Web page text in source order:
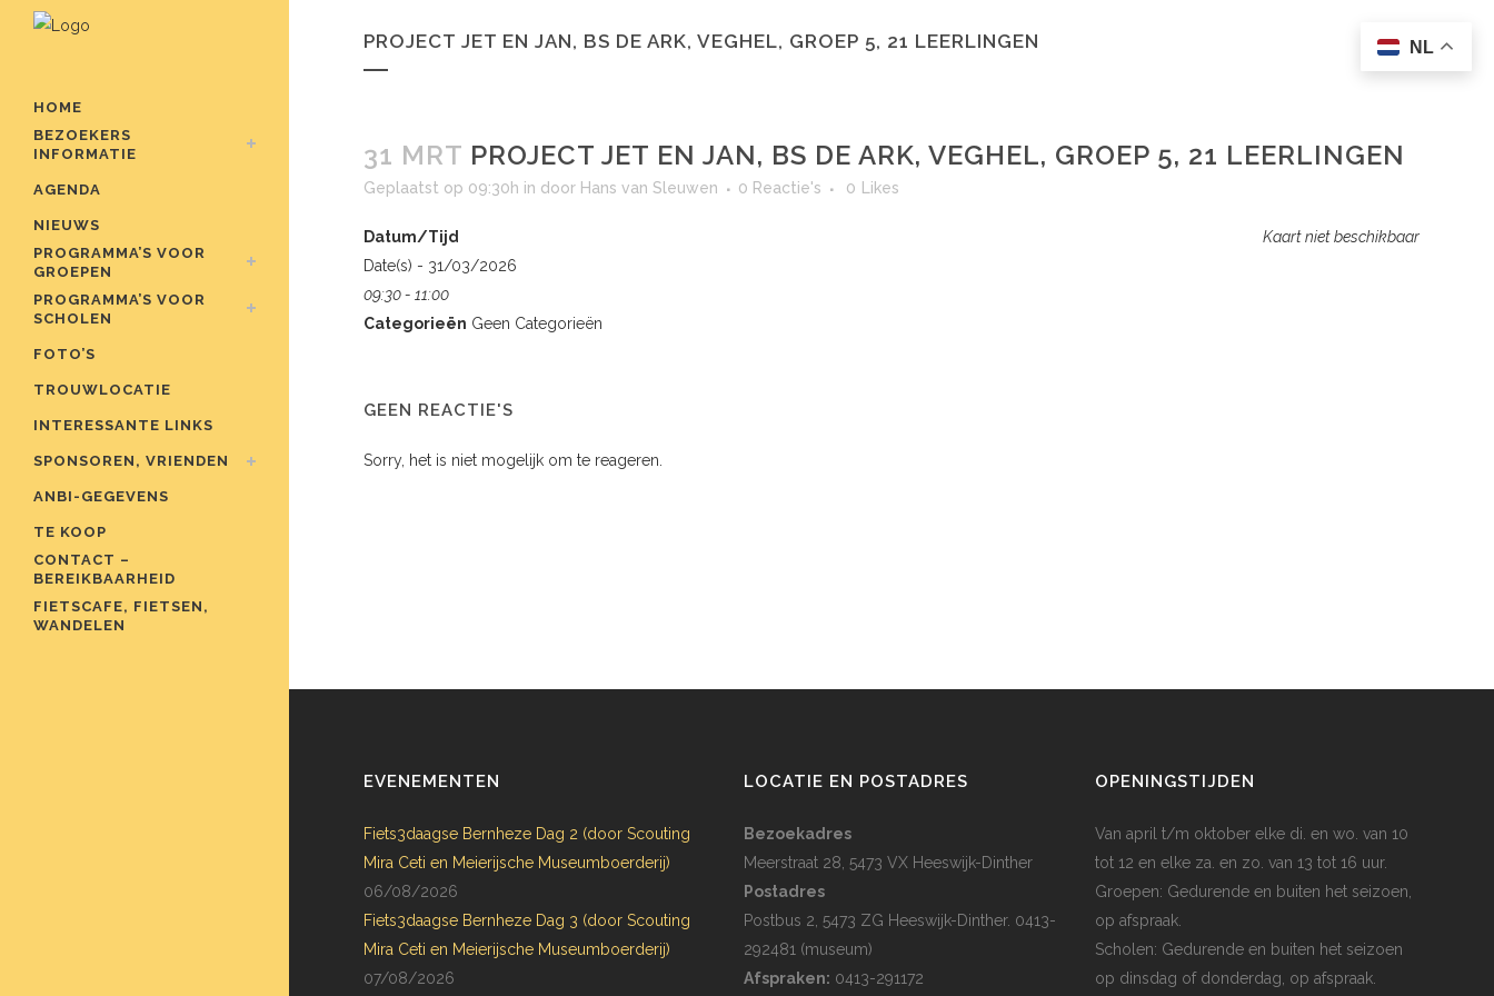
HOME
BEZOEKERS
INFORMATIE
AGENDA
NIEUWS
PROGRAMMA’S VOOR
GROEPEN
PROGRAMMA’S VOOR
SCHOLEN
FOTO’S
TROUWLOCATIE
INTERESSANTE LINKS
SPONSOREN, VRIENDEN
ANBI-GEGEVENS
TE KOOP
CONTACT –
BEREIKBAARHEID
FIETSCAFE, FIETSEN,
WANDELEN
PROJECT JET EN JAN, BS DE ARK, VEGHEL, GROEP 5, 21 LEERLINGEN
31 MRT PROJECT JET EN JAN, BS DE ARK, VEGHEL, GROEP 5, 21 LEERLINGEN
Geplaatst op 09:30h in door Hans van Sleuwen 0 Reactie's 0 Likes
Kaart niet beschikbaar
Datum/Tijd
Date(s) - 31/03/2026
09:30 - 11:00
Categorieën Geen Categorieën
GEEN REACTIE'S
Sorry, het is niet mogelijk om te reageren.
EVENEMENTEN
Fiets3daagse Bernheze Dag 2 (door Scouting
Mira Ceti en Meierijsche Museumboerderij)
06/08/2026
Fiets3daagse Bernheze Dag 3 (door Scouting
Mira Ceti en Meierijsche Museumboerderij)
07/08/2026
LOCATIE EN POSTADRES
Bezoekadres
Meerstraat 28, 5473 VX Heeswijk-Dinther
Postadres
Postbus 2, 5473 ZG Heeswijk-Dinther. 0413-
292481 (museum)
Afspraken: 0413-291172
OPENINGSTIJDEN
Van april t/m oktober elke di. en wo. van 10
tot 12 en elke za. en zo. van 13 tot 16 uur.
Groepen: Gedurende en buiten het seizoen,
op afspraak.
Scholen: Gedurende en buiten het seizoen
op dinsdag of donderdag, op afspraak.
NL